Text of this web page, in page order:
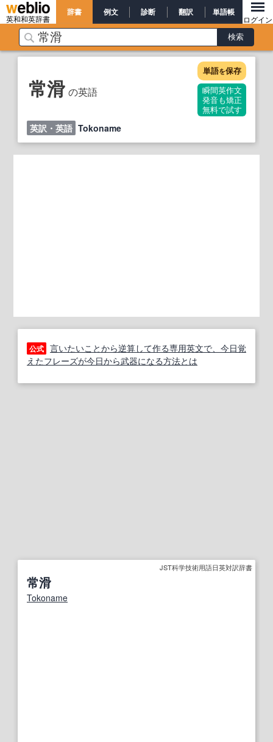
英和和英辞書
辞書 例文 診断 翻訳 単語帳
ログイン
常滑 の英語
単語を保存
瞬間英作文
発音も矯正
無料で試す
英訳・英語 Tokoname
公式 言いたいことから逆算して作る専用英文で、今日覚
えたフレーズが今日から武器になる方法とは
JST科学技術用語日英対訳辞書
常滑
Tokoname